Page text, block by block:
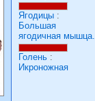
Ягодицы :
Большая
ягодичная мышца.
Голень :
Икроножная